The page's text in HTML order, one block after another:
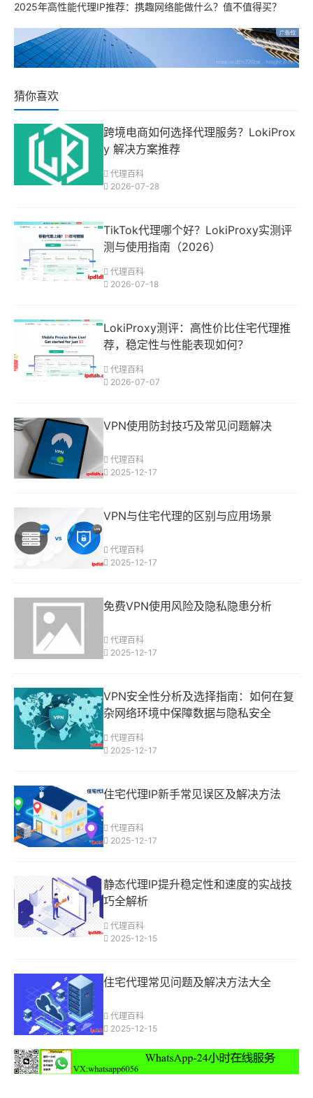
2025年高性能代理IP推荐：携趣网络能做什么？值不值得买？
猜你喜欢
跨境电商如何选择代理服务？LokiProx
y 解决方案推荐
代理百科
2026-07-28
TikTok代理哪个好？LokiProxy实测评
测与使用指南（2026）
代理百科
2026-07-18
LokiProxy测评：高性价比住宅代理推
荐，稳定性与性能表现如何？
代理百科
2026-07-07
VPN使用防封技巧及常见问题解决
代理百科
2025-12-17
VPN与住宅代理的区别与应用场景
代理百科
2025-12-17
免费VPN使用风险及隐私隐患分析
代理百科
2025-12-17
VPN安全性分析及选择指南：如何在复
杂网络环境中保障数据与隐私安全
代理百科
2025-12-17
住宅代理IP新手常见误区及解决方法
代理百科
2025-12-17
静态代理IP提升稳定性和速度的实战技
巧全解析
代理百科
2025-12-15
住宅代理常见问题及解决方法大全
代理百科
2025-12-15